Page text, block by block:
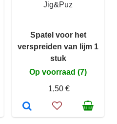
Jig&Puz
Spatel voor het
verspreiden van lijm 1
stuk
Op voorraad (7)
1,50 €